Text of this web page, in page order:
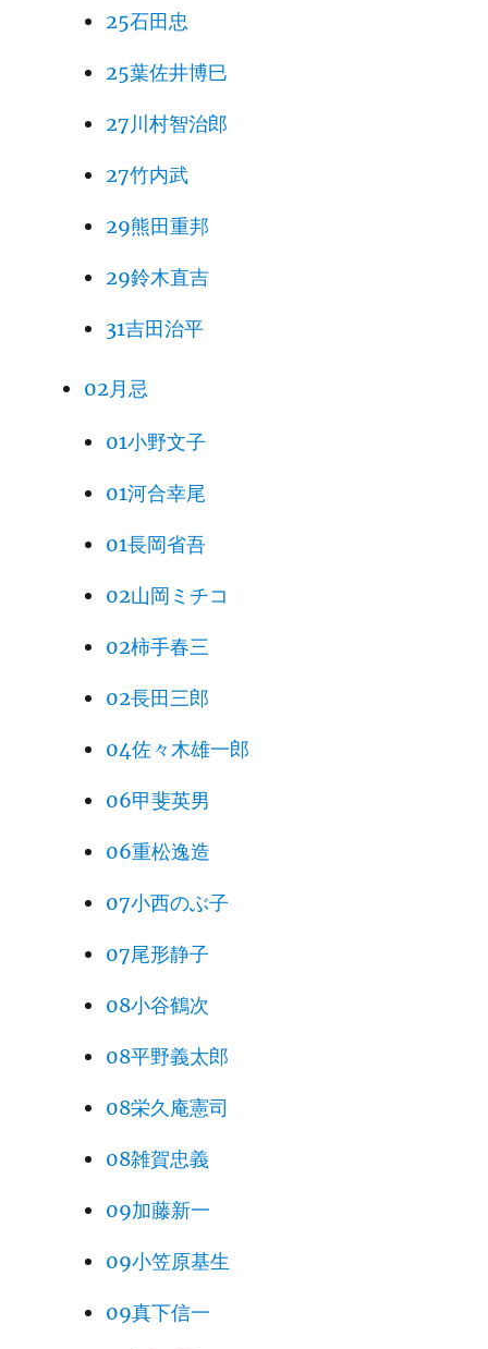
25石田忠
25葉佐井博巳
27川村智治郎
27竹内武
29熊田重邦
29鈴木直吉
31吉田治平
02月忌
01小野文子
01河合幸尾
01長岡省吾
02山岡ミチコ
02柿手春三
02長田三郎
04佐々木雄一郎
06甲斐英男
06重松逸造
07小西のぶ子
07尾形静子
08小谷鶴次
08平野義太郎
08栄久庵憲司
08雑賀忠義
09加藤新一
09小笠原基生
09真下信一